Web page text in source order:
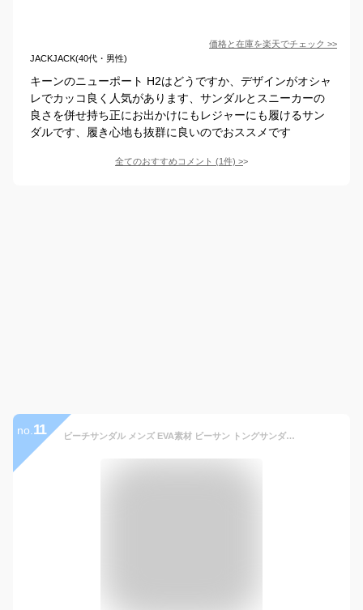
価格と在庫を楽天でチェック >>
JACKJACK(40代・男性)
キーンのニューポート H2はどうですか、デザインがオシャ
レでカッコ良く人気があります、サンダルとスニーカーの
良さを併せ持ち正にお出かけにもレジャーにも履けるサン
ダルです、履き心地も抜群に良いのでおススメです
全てのおすすめコメント (1件) >
no. 11 ビーチサンダル メンズ EVA素材 ビーサン トングサンダル リカバリーサンダル スリッパ 軽量 粒々ソール 歩きやすい 痛くない 疲れない 滑り止め ヒール 幅広 甲高 おしゃれ 海 旅行 カジュアル アウトドア 人気 夏